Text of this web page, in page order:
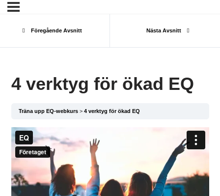
Föregående Avsnitt Nästa Avsnitt
4 verktyg för ökad EQ
Träna upp EQ-webkurs 4 verktyg för ökad EQ